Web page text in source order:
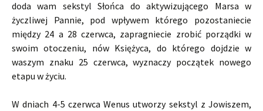
doda wam sekstyl Słońca do aktywizującego Marsa w
życzliwej Pannie, pod wpływem którego pozostaniecie
między 24 a 28 czerwca, zapragniecie zrobić porządki w
swoim otoczeniu, nów Księżyca, do którego dojdzie w
waszym znaku 25 czerwca, wyznaczy początek nowego
etapu w życiu.
W dniach 4-5 czerwca Wenus utworzy sekstyl z Jowiszem,